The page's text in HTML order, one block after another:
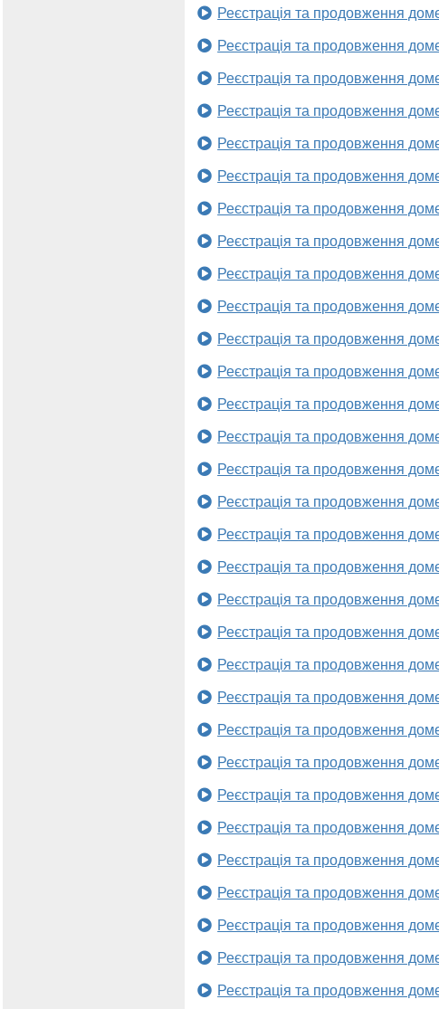
Реєстрація та продовження
Реєстрація та продовження
Реєстрація та продовження
Реєстрація та продовження
Реєстрація та продовження
Реєстрація та продовження
Реєстрація та продовження
Реєстрація та продовження
Реєстрація та продовження
Реєстрація та продовження
Реєстрація та продовження
Реєстрація та продовження
Реєстрація та продовження
Реєстрація та продовження
Реєстрація та продовження
Реєстрація та продовження
Реєстрація та продовження
Реєстрація та продовження
Реєстрація та продовження
Реєстрація та продовження
Реєстрація та продовження
Реєстрація та продовження
Реєстрація та продовження
Реєстрація та продовження
Реєстрація та продовження
Реєстрація та продовження
Реєстрація та продовження
Реєстрація та продовження
Реєстрація та продовження
Реєстрація та продовження
Реєстрація та продовження